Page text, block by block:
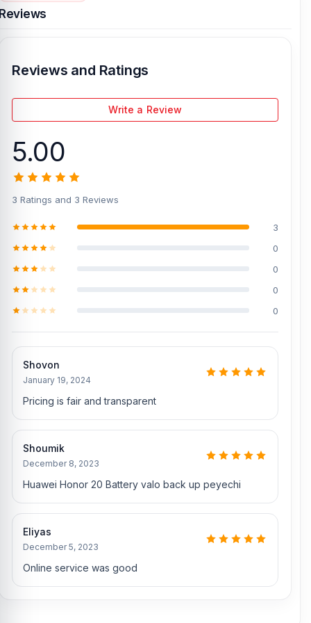
Reviews and Ratings
Write a Review
5.00
3 Ratings and 3 Reviews
3
0
0
0
0
Shovon
January 19, 2024
Pricing is fair and transparent
Shoumik
December 8, 2023
Huawei Honor 20 Battery valo back up peyechi
Eliyas
December 5, 2023
Online service was good